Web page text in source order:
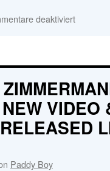
deaktiviert
BAND
–
ON
TOUR
IN
VIDEO
Paddy Boy